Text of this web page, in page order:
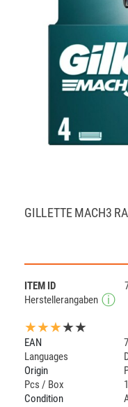
GILLETTE MACH3
ITEM ID
Herstellerangaben
★★★★★
EAN
Languages
Origin
Pcs / Box
Condition